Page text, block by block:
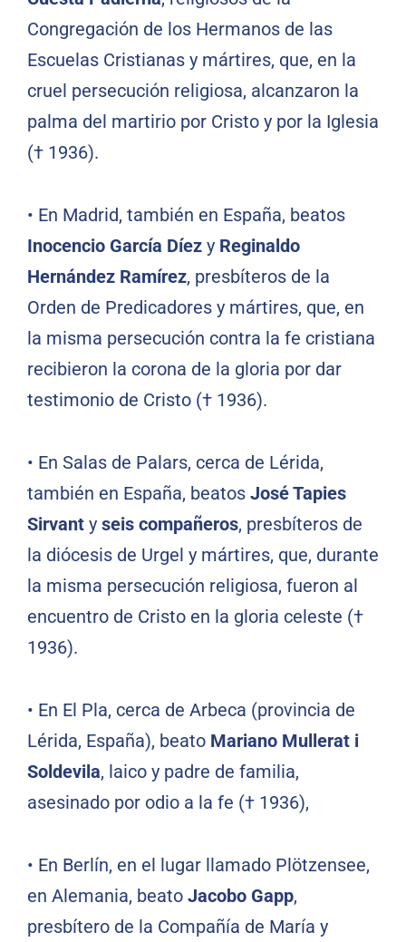
Congregación de los Hermanos de las
Escuelas Cristianas y mártires, que, en la
cruel persecución religiosa, alcanzaron la
palma del martirio por Cristo y por la Iglesia
(† 1936).
• En Madrid, también en España, beatos
Inocencio García Díez y Reginaldo
Hernández Ramírez, presbíteros de la
Orden de Predicadores y mártires, que, en
la misma persecución contra la fe cristiana
recibieron la corona de la gloria por dar
testimonio de Cristo († 1936).
• En Salas de Palars, cerca de Lérida,
también en España, beatos José Tapies
Sirvant y seis compañeros, presbíteros de
la diócesis de Urgel y mártires, que, durante
la misma persecución religiosa, fueron al
encuentro de Cristo en la gloria celeste (†
1936).
• En El Pla, cerca de Arbeca (provincia de
Lérida, España), beato Mariano Mullerat i
Soldevila, laico y padre de familia,
asesinado por odio a la fe († 1936),
• En Berlín, en el lugar llamado Plötzensee,
en Alemania, beato Jacobo Gapp,
presbítero de la Compañía de María y